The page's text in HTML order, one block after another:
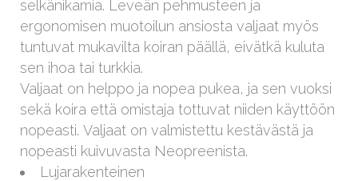
selkänikamia. Leveän pehmusteen ja
ergonomisen muotoilun ansiosta valjaat myös
tuntuvat mukavilta koiran päällä, eivätkä kuluta
sen ihoa tai turkkia.
Valjaat on helppo ja nopea pukea, ja sen vuoksi
sekä koira että omistaja tottuvat niiden käyttöön
nopeasti. Valjaat on valmistettu kestävästä ja
nopeasti kuivuvasta Neopreenista.
Lujarakenteinen